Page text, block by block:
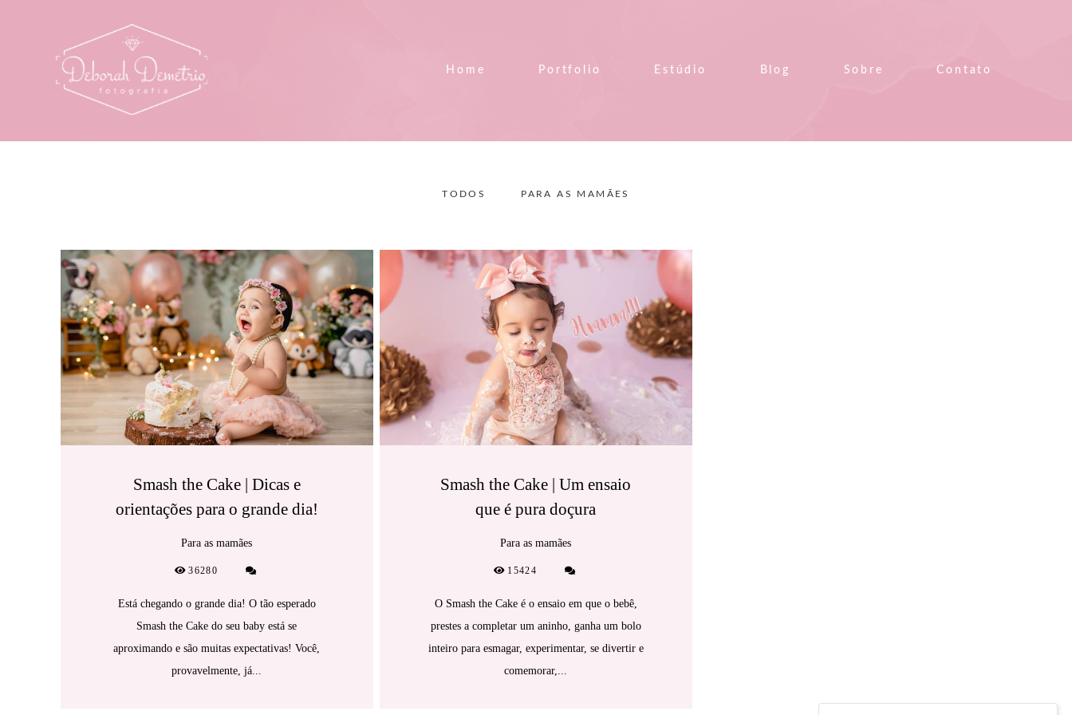
Home Portfolio Estúdio Blog Sobre Contato
TODOS PARA AS MAMÃES
Smash the Cake | Dicas e
orientações para o grande dia!
Para as mamães
36280
Está chegando o grande dia! O tão esperado
Smash the Cake do seu baby está se
aproximando e são muitas expectativas! Você,
provavelmente, já...
Smash the Cake | Um ensaio
que é pura doçura
Para as mamães
15424
O Smash the Cake é o ensaio em que o bebê,
prestes a completar um aninho, ganha um bolo
inteiro para esmagar, experimentar, se divertir e
comemorar,...